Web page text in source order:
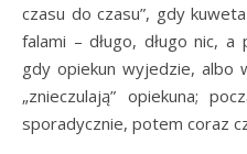
czasu do czasu”, gdy
falami – długo, długo nic,
gdy opiekun wyjedzie, albo
„znieczulają” opiekuna;
sporadycznie, potem coraz